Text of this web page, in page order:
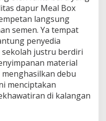
dapur Meal Box
langsung
semen. Ya tempat
penyedia
justru berdiri
material
debu
menciptakan
di kalangan